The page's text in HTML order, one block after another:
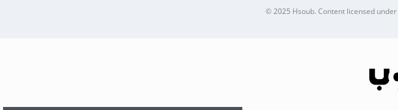
© 2025 Hsoub.Content licensed under